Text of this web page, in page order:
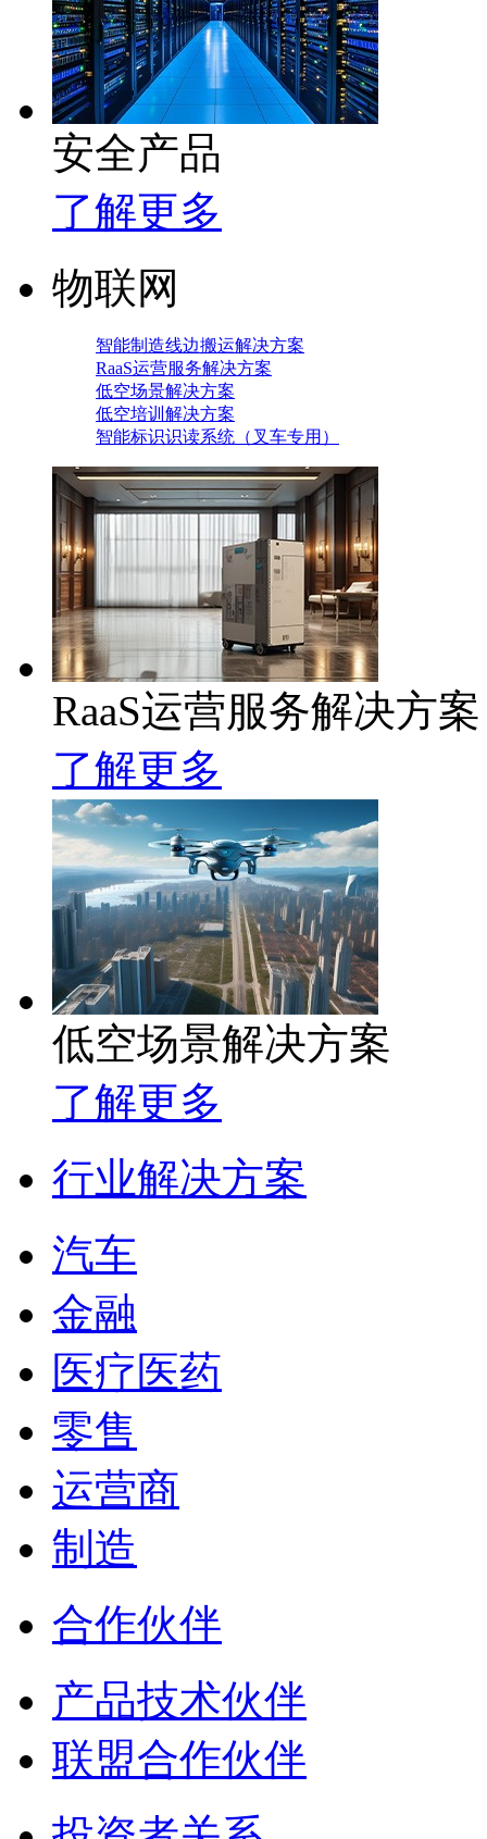
安全产品
了解更多
物联网
智能制造线边搬运解决方案
RaaS运营服务解决方案
低空场景解决方案
低空培训解决方案
智能标识识读系统（叉车专用）
RaaS运营服务解决方案
了解更多
低空场景解决方案
了解更多
行业解决方案
汽车
金融
医疗医药
零售
运营商
制造
合作伙伴
产品技术伙伴
联盟合作伙伴